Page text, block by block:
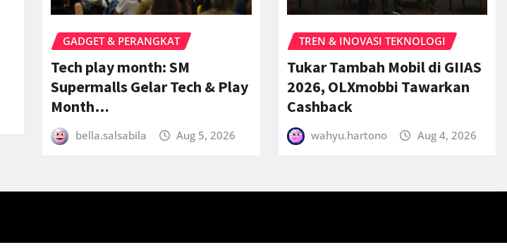
GADGET & PERANGKAT
Tech play month: SM
Supermalls Gelar Tech & Play
Month…
bella.salsabila Aug 5, 2026
TREN & INOVASI TEKNOLOGI
Tukar Tambah Mobil di GIIAS
2026, OLXmobbi Tawarkan
Cashback
wahyu.hartono Aug 4, 2026